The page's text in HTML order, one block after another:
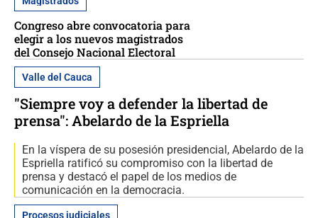
Congreso abre convocatoria para
elegir a los nuevos magistrados
del Consejo Nacional Electoral
Valle del Cauca
"Siempre voy a defender la libertad de
prensa": Abelardo de la Espriella
En la víspera de su posesión presidencial, Abelardo de la
Espriella ratificó su compromiso con la libertad de
prensa y destacó el papel de los medios de
comunicación en la democracia.
Procesos judiciales